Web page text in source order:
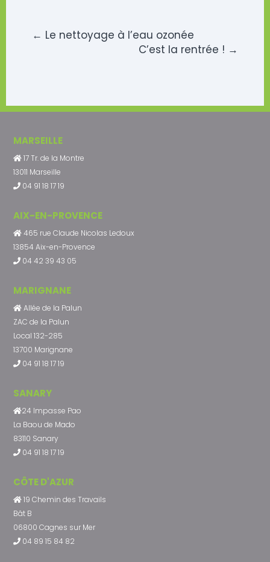
← Le nettoyage à l’eau ozonée
C’est la rentrée ! →
MARSEILLE
17 Tr. de la Montre
13011 Marseille
04 91 18 17 19
AIX-EN-PROVENCE
465 rue Claude Nicolas Ledoux
13854 Aix-en-Provence
04 42 39 43 05
MARIGNANE
Allée de la Palun
ZAC de la Palun
Local 132-285
13700 Marignane
04 91 18 17 19
SANARY
24 Impasse Pao
La Baou de Mado
83110 Sanary
04 91 18 17 19
CÔTE D'AZUR
19 Chemin des Travails
Bât B
06800 Cagnes sur Mer
04 89 15 84 82